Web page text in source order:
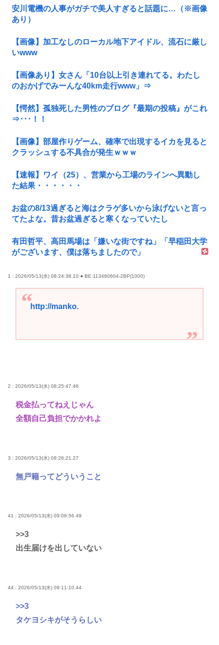
安川電機の人事がガチで美人すぎると話題に…（※画像
あり）
【画像】加工なしのローカル地下アイドル、流石に厳し
いwww
【画像あり】女さん「10台以上引き連れてる。わたし
のおかげでみーんな40km走行www」⇒
【愕然】孤独死した男性のブログ『最期の投稿』がこれ
⇒･･･！！
【画像】部屋作りゲーム、確率で出現するイカを見ると
クラッシュする不具合が発生ｗｗｗ
【速報】ワイ（25）、営業から工場のラインへ異動し
た結果・・・・・・
お盆の8/13過ぎると海はクラゲ多いから泳げないと言っ
てたよな。昔お盆過ぎると寒くなっていたし
有田哲平、高田馬場は「嫌いな街ですね」「早稲田大学
がございます、僕は落ちましたので」
1 : 2026/05/13(水) 08:24:38.10 ● BE:113460604-2BP(1000)
http://manko.
2 : 2026/05/13(水) 08:25:47.46
税金払ってねえじゃん
全額自己負担でかかれよ
3 : 2026/05/13(水) 08:26:21.27
無戸籍ってどういうこと
41 : 2026/05/13(水) 09:08:56.49
>>3
出生届けを出していない
44 : 2026/05/13(水) 09:11:10.44
>>3
タケヨシキがそうらしい